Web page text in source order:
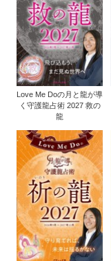
Love Me Doの月と龍が導
く守護龍占術 2027 救の
龍